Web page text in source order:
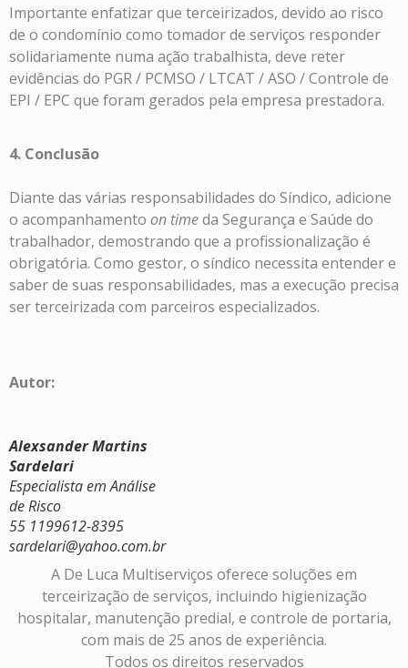
Importante enfatizar que terceirizados, devido ao risco
de o condomínio como tomador de serviços responder
solidariamente numa ação trabalhista, deve reter
evidências do PGR / PCMSO / LTCAT / ASO / Controle de
EPI / EPC que foram gerados pela empresa prestadora.
4. Conclusão
Diante das várias responsabilidades do Síndico, adicione
o acompanhamento on timeda Segurança e Saúde do
trabalhador, demostrando que a profissionalização é
obrigatória. Como gestor, o síndico necessita entender e
saber de suas responsabilidades, mas a execução precisa
ser terceirizada com parceiros especializados.
Autor:
Alexsander Martins
Sardelari
Especialista em Análise
de Risco
55 1199612-8395
sardelari@yahoo.com.br
A De Luca Multiserviços oferece soluções em
terceirização de serviços, incluindo higienização
hospitalar, manutenção predial, e controle de portaria,
com mais de 25 anos de experiência.
Todos os direitos reservados